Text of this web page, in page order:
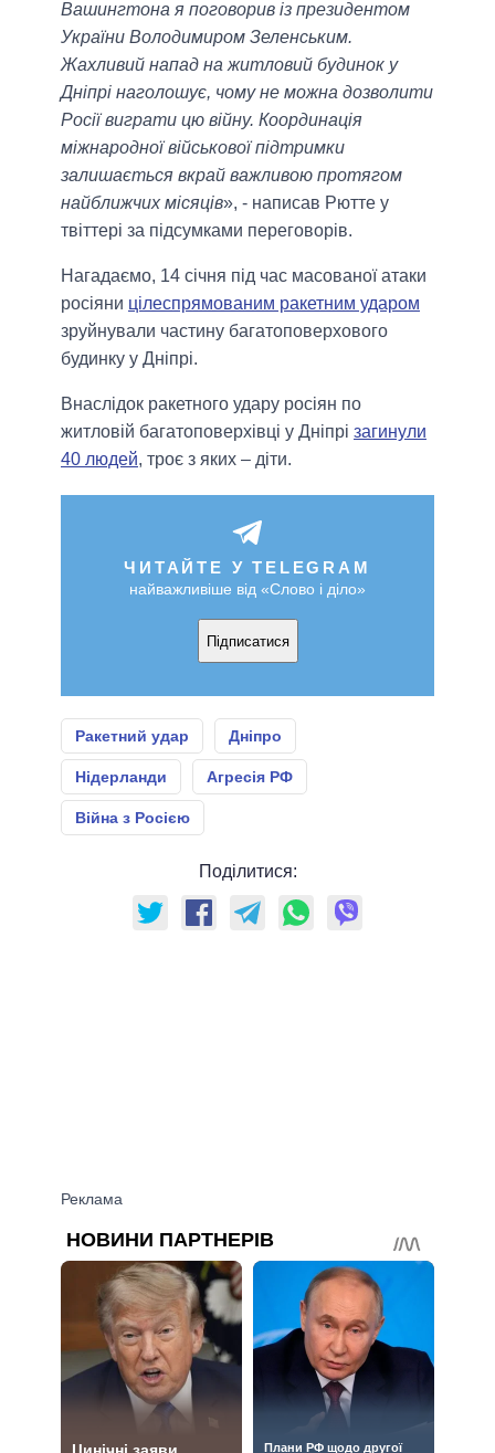
Вашингтона я поговорив із президентом
України Володимиром Зеленським.
Жахливий напад на житловий будинок у
Дніпрі наголошує, чому не можна дозволити
Росії виграти цю війну. Координація
міжнародної військової підтримки
залишається вкрай важливою протягом
найближчих місяців», - написав Рютте у
твіттері за підсумками переговорів.
Нагадаємо, 14 січня під час масованої атаки
росіяни цілеспрямованим ракетним ударом
зруйнували частину багатоповерхового
будинку у Дніпрі.
Внаслідок ракетного удару росіян по
житловій багатоповерхівці у Дніпрі загинули
40 людей, троє з яких – діти.
ЧИТАЙТЕ У TELEGRAM
найважливіше від «Слово і діло»
Підписатися
Ракетний удар Дніпро
Нідерланди Агресія РФ
Війна з Росією
Поділитися: